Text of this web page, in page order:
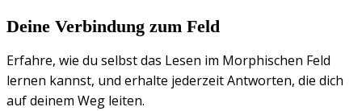
Deine Verbindung zum Feld
Erfahre, wie du selbst das Lesen im Morphischen Feld
lernen kannst, und erhalte jederzeit Antworten, die dich
auf deinem Weg leiten.